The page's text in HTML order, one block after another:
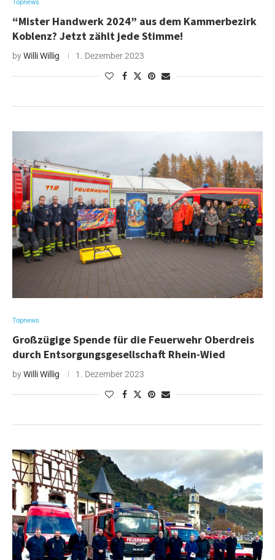
Topnews
“Mister Handwerk 2024” aus dem Kammerbezirk
Koblenz? Jetzt zählt jede Stimme!
byWilli Willig 1. Dezember 2023
Topnews
Großzügige Spende für die Feuerwehr Oberdreis
durch Entsorgungsgesellschaft Rhein-Wied
byWilli Willig 1. Dezember 2023